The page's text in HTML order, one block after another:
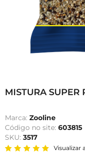
MISTURA
Marca: Zooline
Código no site: 603815
SKU: 3517
Visualizar